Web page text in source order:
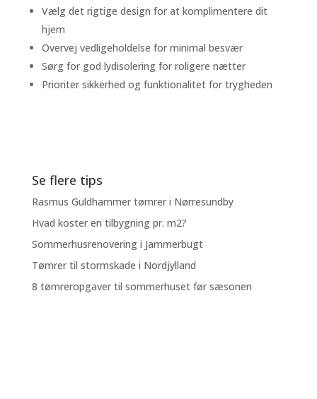
Vælg det rigtige design for at komplimentere dit
hjem
Overvej vedligeholdelse for minimal besvær
Sørg for god lydisolering for roligere nætter
Prioriter sikkerhed og funktionalitet for trygheden
Se flere tips
Rasmus Guldhammer tømrer i Nørresundby
Hvad koster en tilbygning pr. m2?
Sommerhusrenovering i Jammerbugt
Tømrer til stormskade i Nordjylland
8 tømreropgaver til sommerhuset før sæsonen